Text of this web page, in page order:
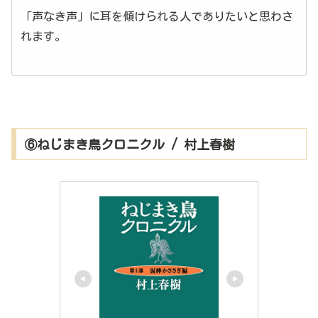
「声なき声」に耳を傾けられる人でありたいと思わさ
れます。
⑥ねじまき鳥クロニクル / 村上春樹